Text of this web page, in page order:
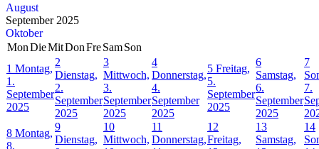
August
September 2025
Oktober
MonDieMitDonFreSamSon
1 Montag,
1.
September
2025
2
Dienstag,
2.
September
2025
3
Mittwoch,
3.
September
2025
4
Donnerstag,
4.
September
2025
5 Freitag,
5.
September
2025
6
Samstag,
6.
September
2025
7
7.
8 Montag,
8.
9
Dienstag,
10
Mittwoch,
11
Donnerstag,
12
Freitag,
13
Samstag,
14